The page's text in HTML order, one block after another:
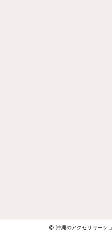
沖縄のアクセサリーシ